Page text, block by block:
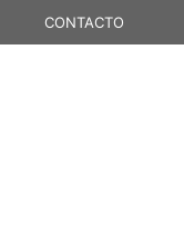
CONTACTO